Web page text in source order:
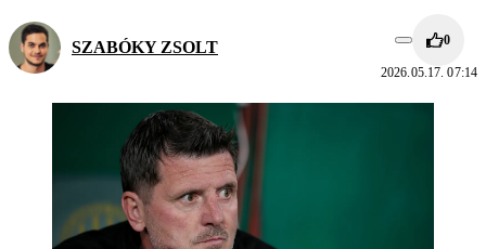
SZABÓKY ZSOLT 0
2026.05.17. 07:14